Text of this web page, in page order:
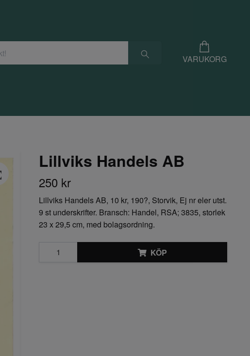
VARUKORG
Lillviks Handels AB
250 kr
Lillviks Handels AB, 10 kr, 190?, Storvik, Ej nr eler utst.
9 st underskrifter. Bransch: Handel, RSA; 3835, storlek
23 x 29,5 cm, med bolagsordning.
KÖP